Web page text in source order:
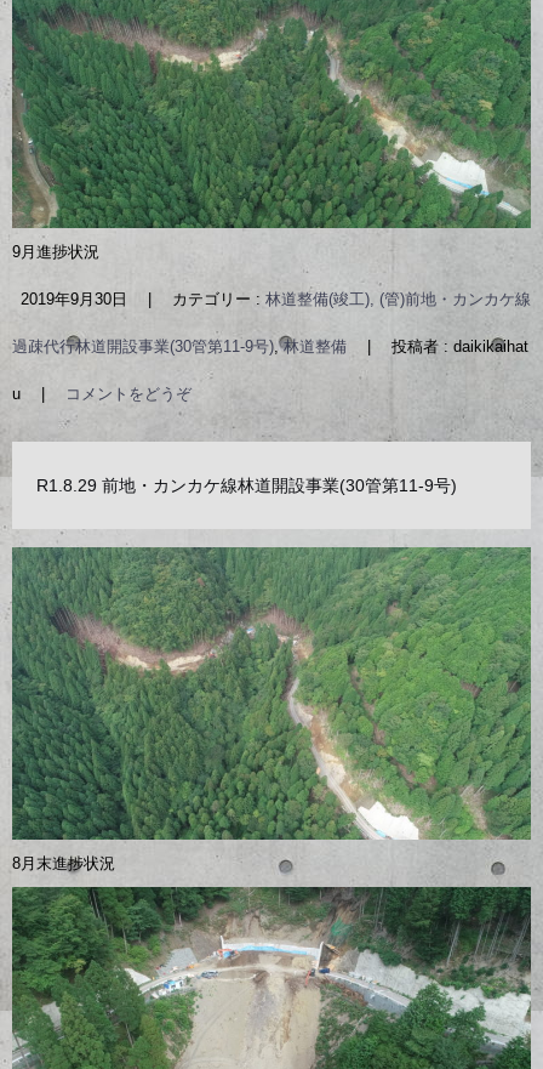
9月進捗状況
2019年9月30日 カテゴリー : 林道整備(竣工), (管)前地・カンカケ線
過疎代行林道開設事業(30管第11-9号),林道整備 投稿者 : daikikaihat
u コメントをどうぞ
R1.8.29 前地・カンカケ線林道開設事業(30管第11-9号)
8月末進捗状況